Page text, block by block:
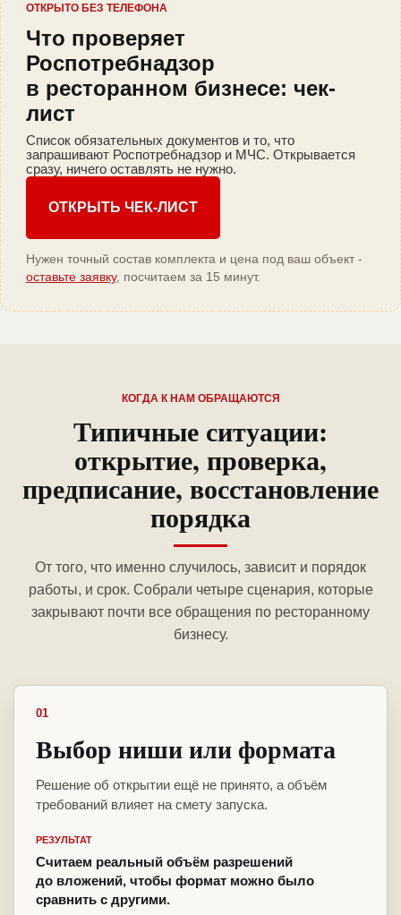
ОТКРЫТО БЕЗ ТЕЛЕФОНА
Что проверяет
Роспотребнадзор
в ресторанном бизнесе: чек-
лист
Список обязательных документов и то, что
запрашивают Роспотребнадзор и МЧС. Открывается
сразу, ничего оставлять не нужно.
ОТКРЫТЬ ЧЕК-ЛИСТ
Нужен точный состав комплекта и цена под ваш объект -
оставьте заявку, посчитаем за 15 минут.
КОГДА К НАМ ОБРАЩАЮТСЯ
Типичные ситуации:
открытие, проверка,
предписание, восстановление
порядка
От того, что именно случилось, зависит и порядок
работы, и срок. Собрали четыре сценария, которые
закрывают почти все обращения по ресторанному
бизнесу.
01
Выбор ниши или формата
Решение об открытии ещё не принято, а объём
требований влияет на смету запуска.
РЕЗУЛЬТАТ
Считаем реальный объём разрешений
до вложений, чтобы формат можно было
сравнить с другими.